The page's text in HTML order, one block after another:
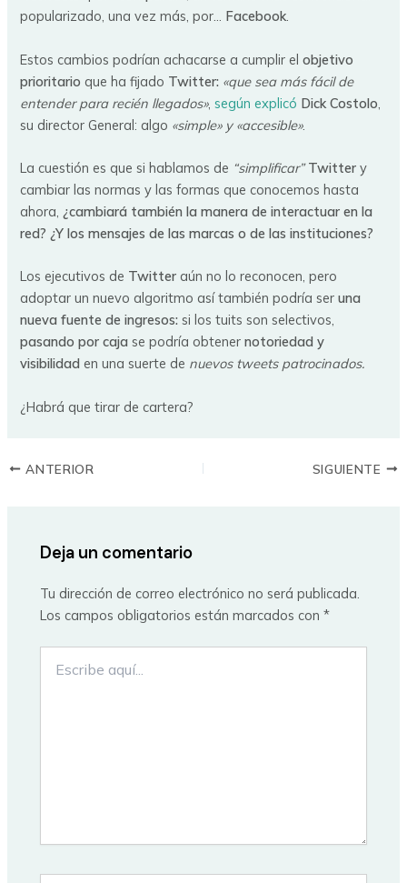
popularizado, una vez más, por… Facebook.
Estos cambios podrían achacarse a cumplir el objetivo
prioritario que ha fijado Twitter: «que sea más fácil de
entender para recién llegados»,según explicó Dick Costolo
su director General: algo «simple» y «accesible».
La cuestión es que si hablamos de “simplificar” Twitter y
cambiar las normas y las formas que conocemos hasta
ahora, ¿cambiará también la manera de interactuar en la
red? ¿Y los mensajes de las marcas o de las instituciones?
Los ejecutivos de Twitter aún no lo reconocen, pero
adoptar un nuevo algoritmo así también podría ser una
nueva fuente de ingresos:si los tuits son selectivos,
pasando por caja se podría obtenernotoriedad y
visibilidad en una suerte de nuevos tweets patrocinados.
¿Habrá que tirar de cartera?
ANTERIOR SIGUIENTE
Deja un comentario
Tu dirección de correo electrónico no será publicada.
Los campos obligatorios están marcados con*
aquí...